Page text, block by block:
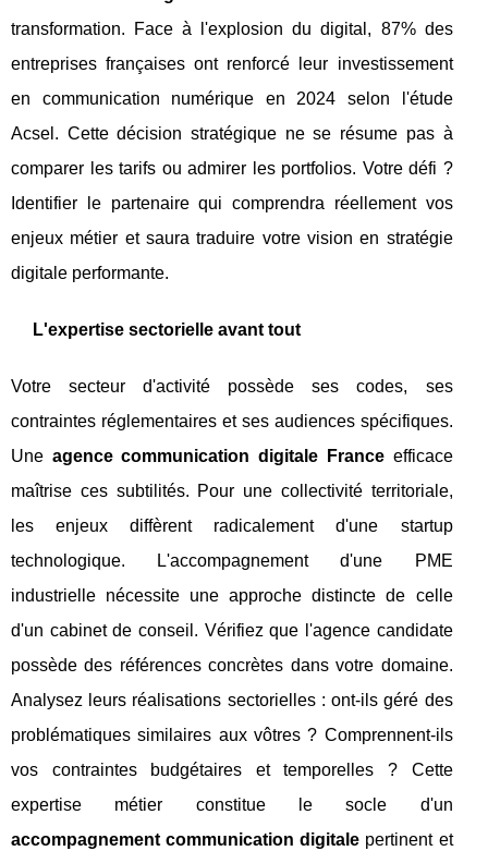
transformation. Face à l'explosion du digital, 87% des
entreprises françaises ont renforcé leur investissement
en communication numérique en 2024 selon l'étude
Acsel. Cette décision stratégique ne se résume pas à
comparer les tarifs ou admirer les portfolios. Votre défi ?
Identifier le partenaire qui comprendra réellement vos
enjeux métier et saura traduire votre vision en stratégie
digitale performante.
L'expertise sectorielle avant tout
Votre secteur d'activité possède ses codes, ses
contraintes réglementaires et ses audiences spécifiques.
Une agence communication digitale Franceefficace
maîtrise ces subtilités. Pour une collectivité territoriale,
les enjeux diffèrent radicalement d'une startup
technologique. L'accompagnement d'une PME
industrielle nécessite une approche distincte de celle
d'un cabinet de conseil. Vérifiez que l'agence candidate
possède des références concrètes dans votre domaine.
Analysez leurs réalisations sectorielles : ont-ils géré des
problématiques similaires aux vôtres ? Comprennent-ils
vos contraintes budgétaires et temporelles ? Cette
expertise métier constitue le socle d'un
accompagnement communication digitale pertinent et